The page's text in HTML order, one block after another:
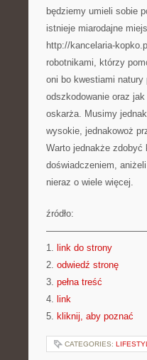
będziemy umieli sobie
istnieje miarodajne
http://kancelaria-
robotnikami, którzy
oni bo kwestiami natury
odszkodowanie oraz
oskarża. Musimy
wysokie, jednakowoż
Warto jednakże zdobyć
doświadczeniem,
nieraz o wiele więcej.
źródło:
———————————
1. link do strony
2. odwiedź stronę
3. pełna treść
4. link
5. kliknij, aby poznać
CATEGORIES: